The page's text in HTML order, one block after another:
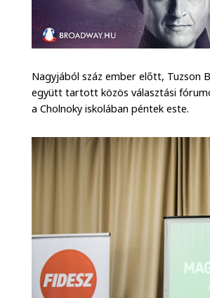
Nagyjából száz ember előtt, Tuzson
együtt tartott közös választási
a Cholnoky iskolában péntek este.